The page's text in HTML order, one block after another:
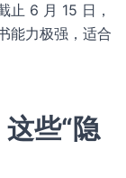
止 6 月 15 日，
能力极强，适合
些“隐